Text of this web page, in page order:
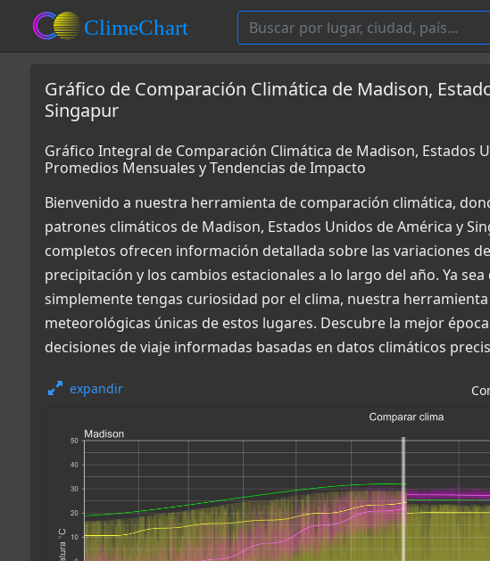
Gráfico de Comparación Climática de Madison,
Singapur
Gráfico Integral de Comparación Climática de Madison, Estados
Promedios Mensuales y Tendencias de Impacto
Bienvenido a nuestra herramienta de comparación climática,
patrones climáticos de Madison, Estados Unidos de América y
completos ofrecen información detallada sobre las variaciones
precipitación y los cambios estacionales a lo largo del año. Ya
simplemente tengas curiosidad por el clima, nuestra
meteorológicas únicas de estos lugares. Descubre la mejor
decisiones de viaje informadas basadas en datos climáticos
expandir